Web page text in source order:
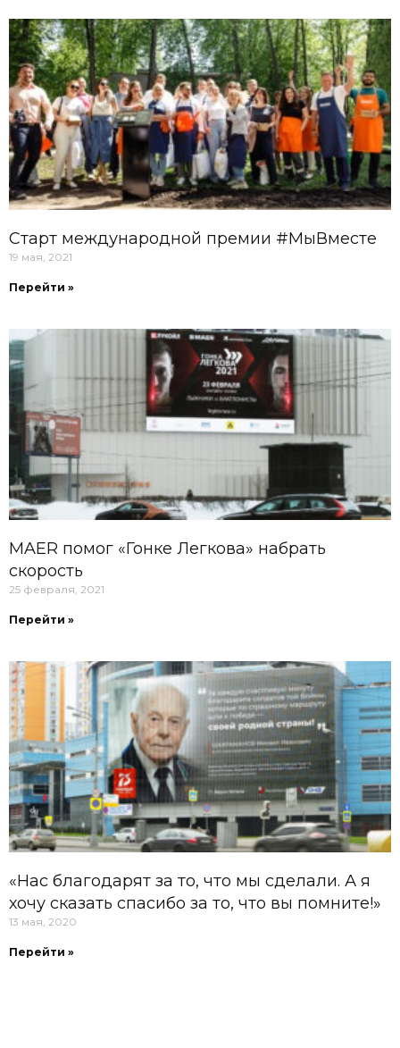
Старт международной премии #МыВместе
19 мая, 2021
Перейти »
MAER помог «Гонке Легкова» набрать
скорость
25 февраля, 2021
Перейти »
«Нас благодарят за то, что мы сделали. А я
хочу сказать спасибо за то, что вы помните!»
13 мая, 2020
Перейти »